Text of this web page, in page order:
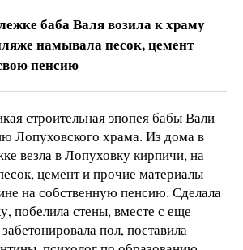
баба Валя возила к храму
намывала песок, цемент
пенсию
строительная эпопея бабы Вали
Лопуховского храма. Из дома в
везла в Лопуховку кирпичи, на
цемент и прочие материалы
на собственную пенсию. Сделала
побелила стены, вместе с еще
пол, поставила